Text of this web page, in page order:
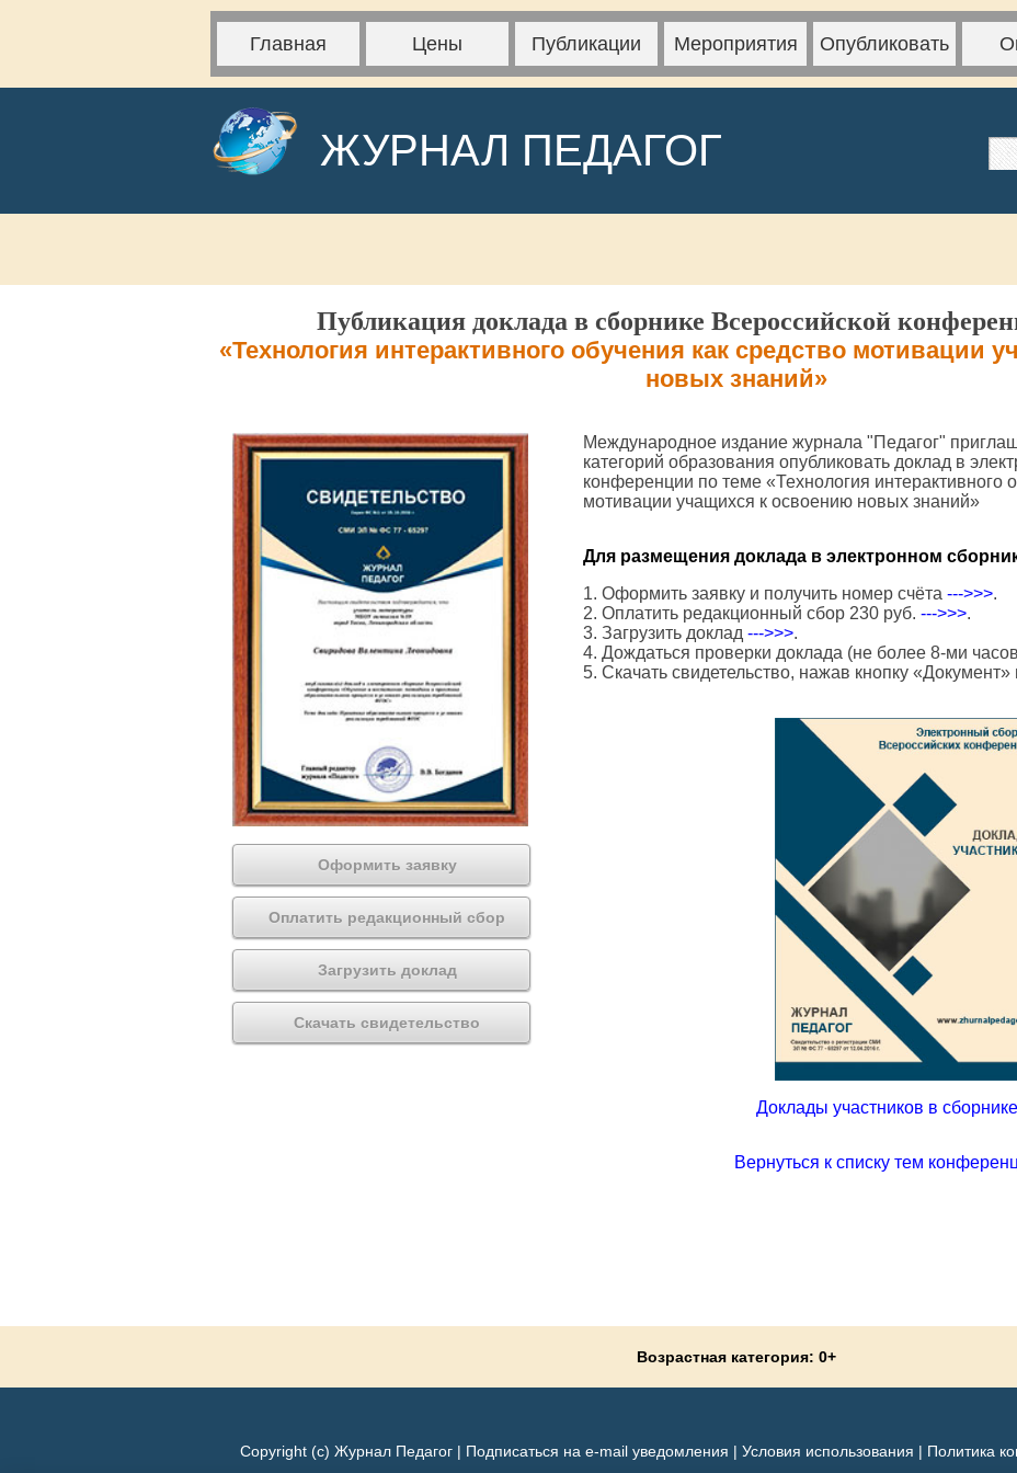
Главная Цены Публикации Мероприятия Опубликовать
ЖУРНАЛ ПЕДАГОГ
Публикация доклада в сборнике Всероссийской
«Технология интерактивного обучения как средство мотивации
новых знаний»
Оформить заявку
Оплатить редакционный сбор
Загрузить доклад
Скачать свидетельство
Международное издание журнала "Педагог"
категорий образования опубликовать доклад в
конференции по теме «Технология интерактивного
мотивации учащихся к освоению новых знаний»
Для размещения доклада в электронном
1. Оформить заявку и получить номер счёта --->>>.
2. Оплатить редакционный сбор 230 руб. --->>>.
3. Загрузить доклад --->>>.
4. Дождаться проверки доклада (не более 8-ми
5. Скачать свидетельство, нажав кнопку
Доклады участников в
Вернуться к списку тем
Возрастная категория: 0+
Copyright (c) Журнал Педагог | Подписаться на e-mail уведомления | Условия использования | Политика